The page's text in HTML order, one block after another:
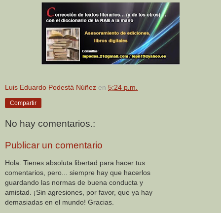
Luis Eduardo Podestá Núñez en 5:24 p.m.
Compartir
No hay comentarios.:
Publicar un comentario
Hola: Tienes absoluta libertad para hacer tus
comentarios, pero... siempre hay que hacerlos
guardando las normas de buena conducta y
amistad. ¡Sin agresiones, por favor, que ya hay
demasiadas en el mundo! Gracias.